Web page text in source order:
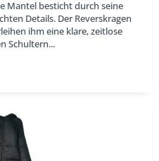
Mantel besticht durch seine
Details. Der Reverskragen
ihm eine klare, zeitlose
Schultern...